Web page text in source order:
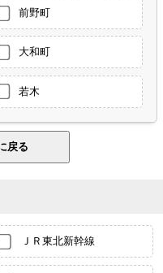
前野町
大和町
若木
ＪＲ東北新幹線